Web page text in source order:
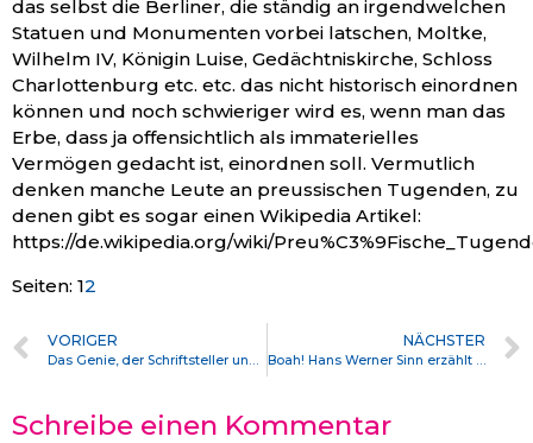
das selbst die Berliner, die ständig an irgendwelchen
Statuen und Monumenten vorbei latschen, Moltke,
Wilhelm IV, Königin Luise, Gedächtniskirche, Schloss
Charlottenburg etc. etc. das nicht historisch einordnen
können und noch schwieriger wird es, wenn man das
Erbe, dass ja offensichtlich als immaterielles
Vermögen gedacht ist, einordnen soll. Vermutlich
denken manche Leute an preussischen Tugenden, zu
denen gibt es sogar einen Wikipedia Artikel:
https://de.wikipedia.org/wiki/
Seiten: 12
VORIGER
Das Genie, der Schriftsteller und die Hermeneutik
NÄCHSTER
Boah! Hans Werner Sinn erzählt völligen Müll und 586595 Leute schauen sich den Quark innerhalb von drei Monaten an: Demographischer Wandel
Schreibe einen Kommentar